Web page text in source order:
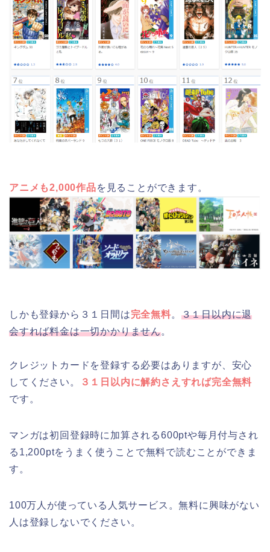
アニメも2,000作品を見ることができます。
しかも登録から３１日間は完全無料。 ３１日以内に退
会すれば料金は一切かかりません。
クレジットカードを登録する必要はありますが、安心
してください。
３１日以内に解約さえすれば完全無料
です。
マンガは初回登録時に加算される600ptや毎月付与され
る1,200ptをうまく使うことで無料で読むことができま
す。
100万人が使っている人気サービス。無料に興味がない
人は登録しないでください。